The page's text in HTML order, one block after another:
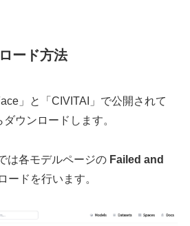
ード方法
」と「CIVITAI」で公開されて
ウンロードします。
は各モデルページの Failed and
ードを行います。